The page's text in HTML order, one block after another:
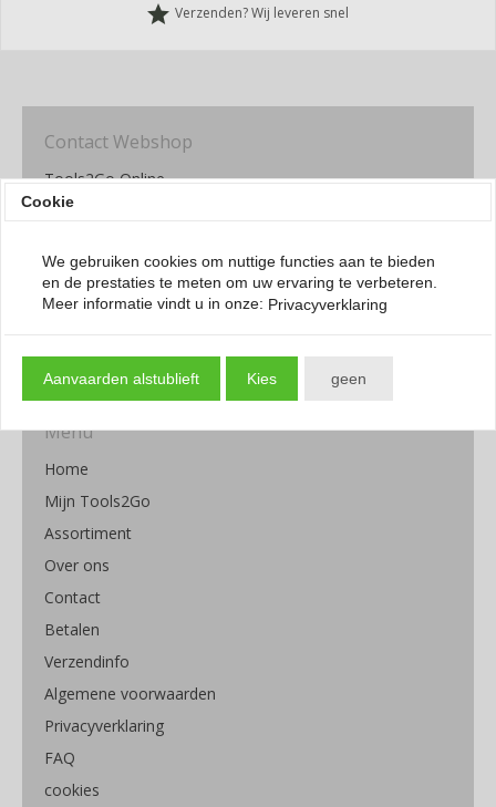
grade Verzenden? Wij leveren snel
Contact Webshop
Tools2Go Online
Donkereweg 15
Netherlands
Whatsapp / Call: +31 111 795029
information@tools2Go.eu
Menu
Home
Mijn Tools2Go
Assortiment
Over ons
Contact
Betalen
Verzendinfo
Algemene voorwaarden
Privacyverklaring
FAQ
cookies
Cookie
We gebruiken cookies om nuttige functies aan te bieden
en de prestaties te meten om uw ervaring te verbeteren.
Meer informatie vindt u in onze: Privacyverklaring
Aanvaarden alstublieft Kies geen